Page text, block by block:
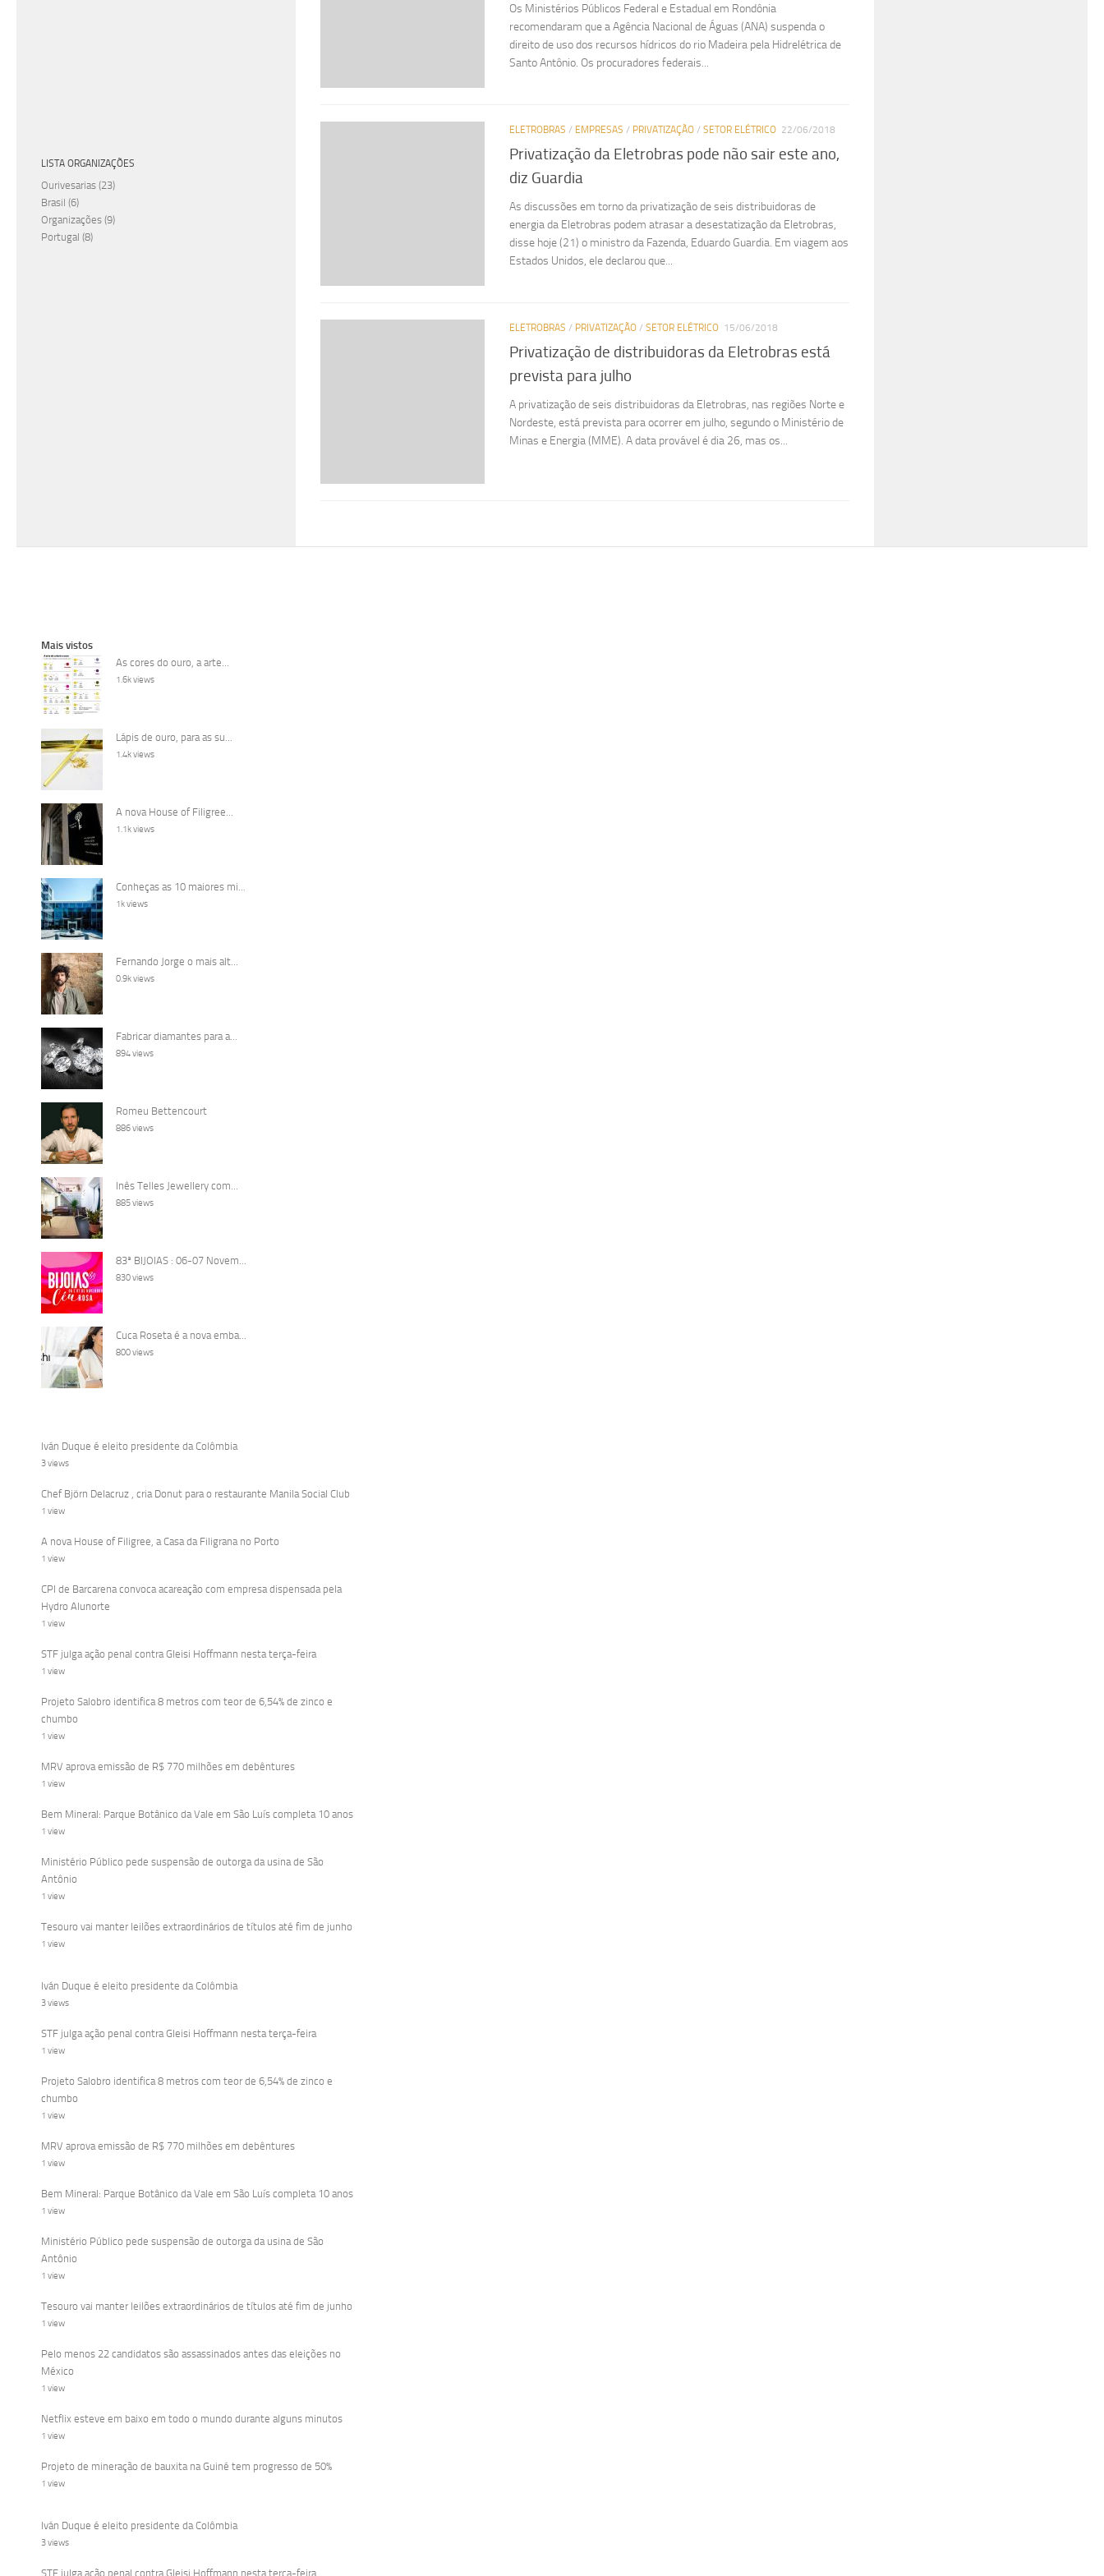
Os Ministérios Públicos Federal e Estadual em Rondônia
recomendaram que a Agência Nacional de Águas (ANA) suspenda o
direito de uso dos recursos hídricos do rio Madeira pela Hidrelétrica de
Santo Antônio. Os procuradores federais...
ELETROBRAS / EMPRESAS / PRIVATIZAÇÃO / SETOR ELÉTRICO 22/06/2018
Privatização da Eletrobras pode não sair este ano,
diz Guardia
As discussões em torno da privatização de seis distribuidoras de
energia da Eletrobras podem atrasar a desestatização da Eletrobras,
disse hoje (21) o ministro da Fazenda, Eduardo Guardia. Em viagem aos
Estados Unidos, ele declarou que...
ELETROBRAS / PRIVATIZAÇÃO / SETOR ELÉTRICO 15/06/2018
Privatização de distribuidoras da Eletrobras está
prevista para julho
A privatização de seis distribuidoras da Eletrobras, nas regiões Norte e
Nordeste, está prevista para ocorrer em julho, segundo o Ministério de
Minas e Energia (MME). A data provável é dia 26, mas os...
LISTA ORGANIZAÇÕES
Ourivesarias (23)
Brasil (6)
Organizações (9)
Portugal (8)
Mais vistos
As cores do ouro, a arte...
1.6k views
Lápis de ouro, para as su...
1.4k views
A nova House of Filigree...
1.1k views
Conheças as 10 maiores mi...
1k views
Fernando Jorge o mais alt...
0.9k views
Fabricar diamantes para a...
894 views
Romeu Bettencourt
886 views
Inês Telles Jewellery com...
885 views
83ª BIJOIAS : 06-07 Novem...
830 views
Cuca Roseta é a nova emba...
800 views
Iván Duque é eleito presidente da Colômbia
3 views
Chef Björn Delacruz , cria Donut para o restaurante Manila Social Club
1 view
A nova House of Filigree, a Casa da Filigrana no Porto
1 view
CPI de Barcarena convoca acareação com empresa dispensada pela
Hydro Alunorte
1 view
STF julga ação penal contra Gleisi Hoffmann nesta terça-feira
1 view
Projeto Salobro identifica 8 metros com teor de 6,54% de zinco e
chumbo
1 view
MRV aprova emissão de R$ 770 milhões em debêntures
1 view
Bem Mineral: Parque Botânico da Vale em São Luís completa 10 anos
1 view
Ministério Público pede suspensão de outorga da usina de São
Antônio
1 view
Tesouro vai manter leilões extraordinários de títulos até fim de junho
1 view
Iván Duque é eleito presidente da Colômbia
3 views
STF julga ação penal contra Gleisi Hoffmann nesta terça-feira
1 view
Projeto Salobro identifica 8 metros com teor de 6,54% de zinco e
chumbo
1 view
MRV aprova emissão de R$ 770 milhões em debêntures
1 view
Bem Mineral: Parque Botânico da Vale em São Luís completa 10 anos
1 view
Ministério Público pede suspensão de outorga da usina de São
Antônio
1 view
Tesouro vai manter leilões extraordinários de títulos até fim de junho
1 view
Pelo menos 22 candidatos são assassinados antes das eleições no
México
1 view
Netflix esteve em baixo em todo o mundo durante alguns minutos
1 view
Projeto de mineração de bauxita na Guiné tem progresso de 50%
1 view
Iván Duque é eleito presidente da Colômbia
3 views
STF julga ação penal contra Gleisi Hoffmann nesta terça-feira